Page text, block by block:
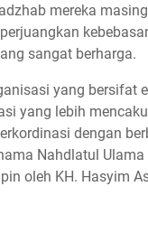
mereka
sangat berharga.
yang bersifat
yang lebih
dengan
Nahdlatul
oleh KH. Hasyim